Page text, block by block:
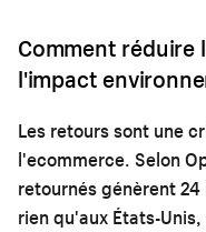
Comment réduire
l'impact
Les retours sont une
l'ecommerce. Selon
retournés génèrent
rien qu'aux États-